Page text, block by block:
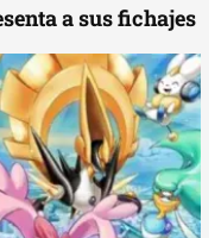
a sus fichajes